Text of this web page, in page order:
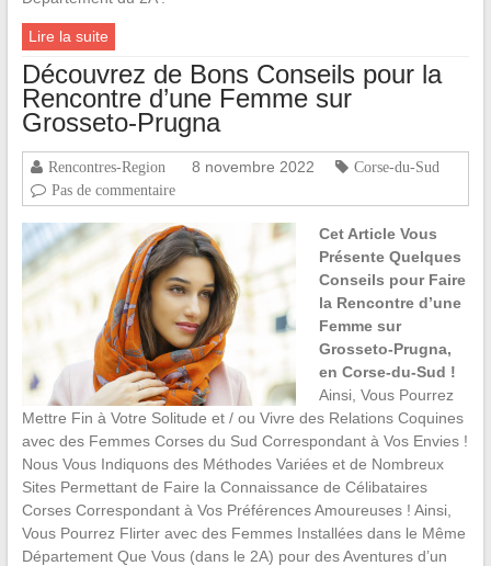
Lire la suite
Découvrez de Bons Conseils pour la
Rencontre d’une Femme sur
Grosseto-Prugna
Rencontres-Region 8 novembre 2022
Corse-du-Sud
Pas de commentaire
Cet Article Vous
Présente Quelques
Conseils pour Faire
la Rencontre d’une
Femme sur
Grosseto-Prugna,
en Corse-du-Sud !
Ainsi, Vous Pourrez
Mettre Fin à Votre Solitude et / ou Vivre des Relations Coquines
avec des Femmes Corses du Sud Correspondant à Vos Envies !
Nous Vous Indiquons des Méthodes Variées et de Nombreux
Sites Permettant de Faire la Connaissance de Célibataires
Corses Correspondant à Vos Préférences Amoureuses ! Ainsi,
Vous Pourrez Flirter avec des Femmes Installées dans le Même
Département Que Vous (dans le 2A) pour des Aventures d’un